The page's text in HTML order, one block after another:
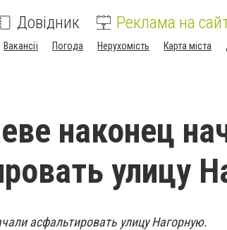
Довідник Реклама на
Вакансії Погода Нерухомість Карта міста
наконец
улицу
асфальтировать улицу Нагорную.